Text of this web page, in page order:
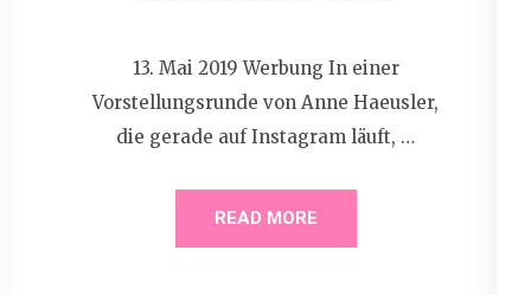
13. Mai 2019 Werbung In einer
Vorstellungsrunde von Anne Haeusler,
die gerade auf Instagram läuft, …
READ MORE